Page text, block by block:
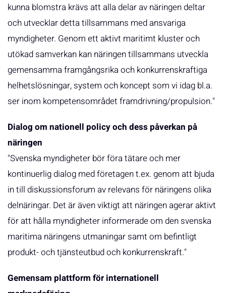
kunna blomstra krävs att alla delar av näringen deltar
och utvecklar detta tillsammans med ansvariga
myndigheter. Genom ett aktivt maritimt kluster och
utökad samverkan kan näringen tillsammans utveckla
gemensamma framgångsrika och konkurrenskraftiga
helhetslösningar, system och koncept som vi idag bl.a.
ser inom kompetensområdet framdrivning/propulsion."
Dialog om nationell policy och dess påverkan på
näringen
"Svenska myndigheter bör föra tätare och mer
kontinuerlig dialog med företagen t.ex. genom att bjuda
in till diskussionsforum av relevans för näringens olika
delnäringar. Det är även viktigt att näringen agerar aktivt
för att hålla myndigheter informerade om den svenska
maritima näringens utmaningar samt om befintligt
produkt- och tjänsteutbud och konkurrenskraft."
Gemensam plattform för internationell